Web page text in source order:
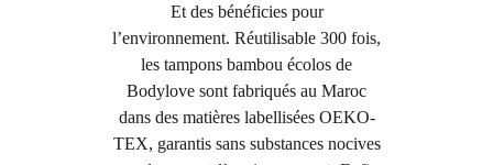
Et des bénéficies pour
l’environnement. Réutilisable 300 fois,
les tampons bambou écolos de
Bodylove sont fabriqués au Maroc
dans des matières labellisées OEKO-
TEX, garantis sans substances nocives